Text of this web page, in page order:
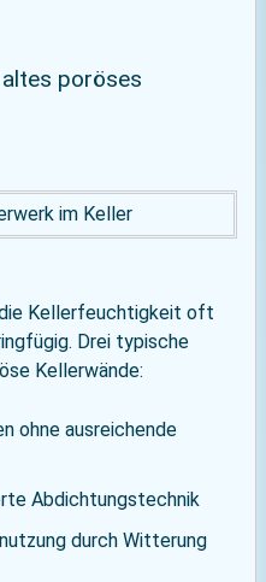
poröses
Kellerfeuchtigkeit oft
Drei typische
Kellerwände:
ohne ausreichende
Abdichtungstechnik
durch Witterung